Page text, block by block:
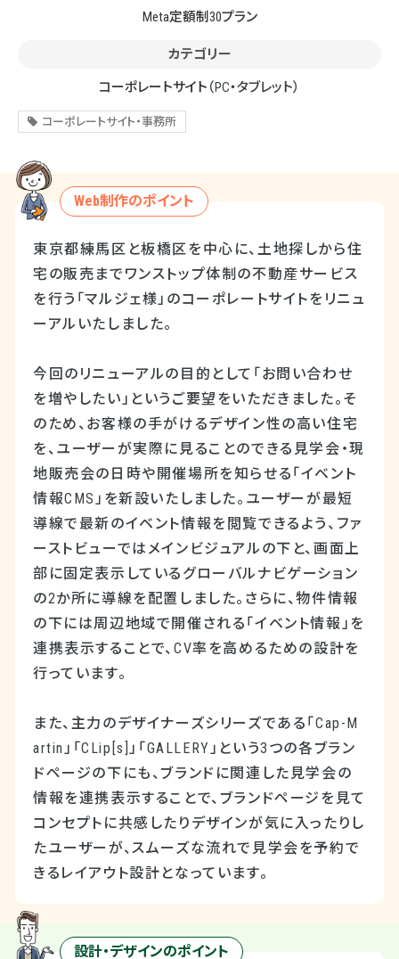
Meta定額制30プラン
カテゴリー
コーポレートサイト （PC・タブレット）
コーポレートサイト・事務所
Web制作のポイント
東京都練馬区と板橋区を中心に、土地探しから住
宅の販売までワンストップ体制の不動産サービス
を行う「マルジェ様」のコーポレートサイトをリニュ
ーアルいたしました。
今回のリニューアルの目的として「お問い合わせ
を増やしたい」というご要望をいただきました。そ
のため、お客様の手がけるデザイン性の高い住宅
を、ユーザーが実際に見ることのできる見学会・現
地販売会の日時や開催場所を知らせる「イベント
情報CMS」を新設いたしました。ユーザーが最短
導線で最新のイベント情報を閲覧できるよう、ファ
ーストビューではメインビジュアルの下と、画面上
部に固定表示しているグローバルナビゲーション
の2か所に導線を配置しました。さらに、物件情報
の下には周辺地域で開催される「イベント情報」を
連携表示することで、CV率を高めるための設計を
行っています。
また、主力のデザイナーズシリーズである「Cap-M
artin」「CLip[s]」「GALLERY」という3つの各ブラン
ドページの下にも、ブランドに関連した見学会の
情報を連携表示することで、ブランドページを見て
コンセプトに共感したりデザインが気に入ったりし
たユーザーが、スムーズな流れで見学会を予約で
きるレイアウト設計となっています。
設計・デザインのポイント